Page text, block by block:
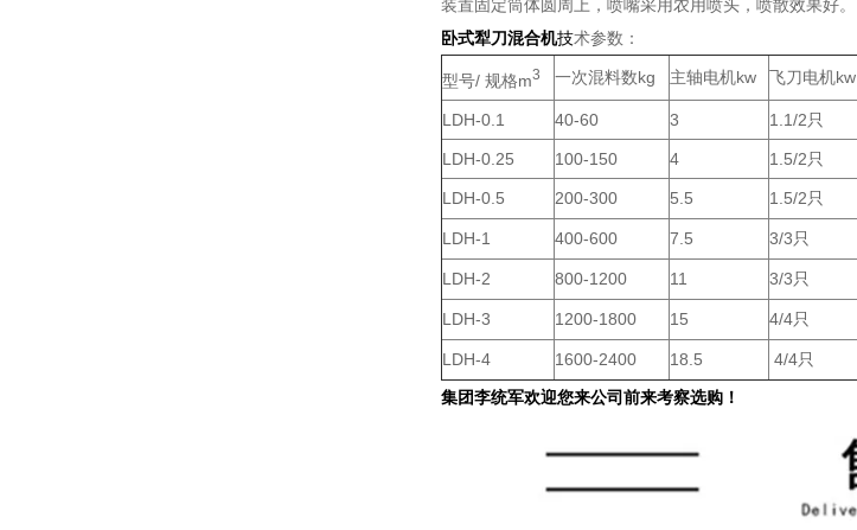
装置固定筒体圆周上，喷嘴采用农用喷头，喷散效果好。
卧式犁刀混合机技术参数：
型号/ 规格m3 一次混料数kg 主轴电机kw 飞刀电机kw
LDH-0.1 40-60 3 1.1/2只
LDH-0.25 100-150 4 1.5/2只
LDH-0.5 200-300 5.5 1.5/2只
LDH-1 400-600 7.5 3/3只
LDH-2 800-1200 11 3/3只
LDH-3 1200-1800 15 4/4只
LDH-4 1600-2400 18.5 4/4只
集团李统军欢迎您来公司前来考察选购！